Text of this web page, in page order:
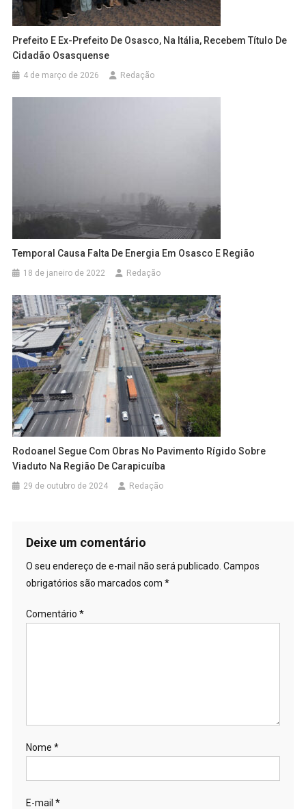
Prefeito E Ex-Prefeito De Osasco, Na Itália, Recebem Título De
Cidadão Osasquense
4 de março de 2026 Redação
Temporal Causa Falta De Energia Em Osasco E Região
18 de janeiro de 2022 Redação
Rodoanel Segue Com Obras No Pavimento Rígido Sobre
Viaduto Na Região De Carapicuíba
29 de outubro de 2024 Redação
Deixe um comentário
O seu endereço de e-mail não será publicado. Campos
obrigatórios são marcados com *
Comentário *
Nome *
E-mail *